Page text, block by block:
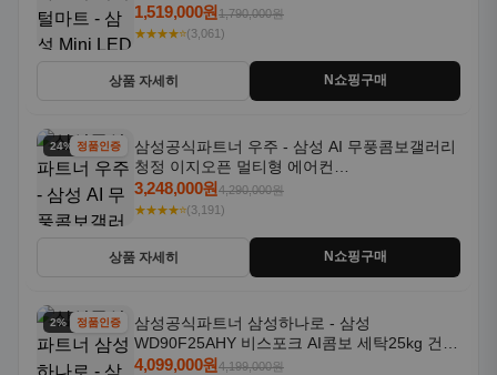
1,519,000원1,790,000원
★★★★⭐(3,061)
상품 자세히 N쇼핑구매
24% 할인정품인증
삼성공식파트너 우주 - 삼성 AI 무풍콤보갤러리
청정 이지오픈 멀티형 에어컨
AF80F17D22WRS 기본설치포함
3,248,000원4,290,000원
★★★★⭐(3,191)
상품 자세히 N쇼핑구매
2% 할인정품인증
삼성공식파트너 삼성하나로 - 삼성
WD90F25AHY 비스포크 AI콤보 세탁25kg 건조
18kg 자동문열림 1등급
4,099,000원4,199,000원